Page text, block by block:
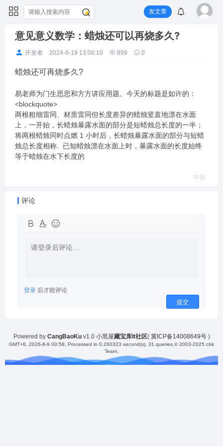
发文章
意见意义数学：蜡烛还可以再烧多久?
开发者 2024-9-19 13:06:10 899 0
蜡烛还可再烧多久?
易老师为门生思思和方方讲应用题。今天的标题是如许的：
<blockquote>
两根粗细雷同、材质雷同但长度差异的蜡烛竖直地漂在水面
上，一开始，长蜡烛暴露水面的部分是短蜡烛总长度的一半；
将两根蜡烛同时点燃 1 小时后，长蜡烛暴露水面的部分与短蜡
烛总长度相称. 已知蜡烛漂在水面上时，暴露水面的长度始终
等于蜡烛在水下长度的
举报
评论
登录 后才能评论
提交
Powered by CangBaoKu v1.0 小黑屋藏宝库It社区( 冀ICP备14008649号)
GMT+8, 2026-8-9 00:58 , Processed in 0.260323 second(s), 31 queries. © 2003-2025 cbk
Team.